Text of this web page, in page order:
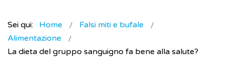
Sei qui: Home
Falsi miti e bufale
Alimentazione
La dieta del gruppo sanguigno fa bene alla salute?